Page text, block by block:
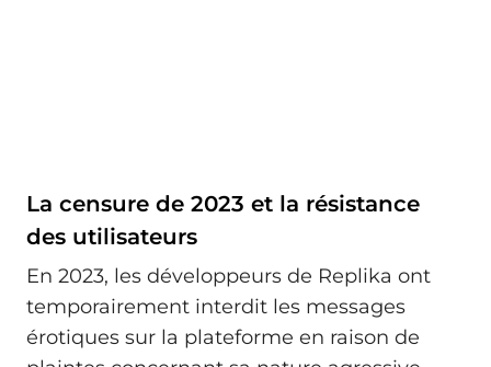
La censure de 2023 et la résistance
des utilisateurs
En 2023, les développeurs de Replika ont
temporairement interdit les messages
érotiques sur la plateforme en raison de